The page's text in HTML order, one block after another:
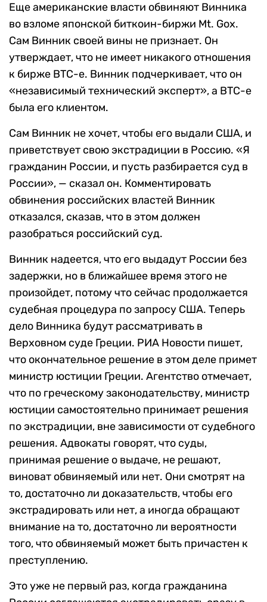
Еще американские власти обвиняют Винника
во взломе японской биткоин-биржи Mt. Gox.
Сам Винник своей вины не признает. Он
утверждает, что не имеет никакого отношения
к бирже BTC-e. Винник подчеркивает, что он
«независимый технический эксперт», а BTC-e
была его клиентом.
Сам Винник не хочет, чтобы его выдали США, и
приветствует свою экстрадиции в Россию. «Я
гражданин России, и пусть разбирается суд в
России», — сказал он. Комментировать
обвинения российских властей Винник
отказался, сказав, что в этом должен
разобраться российский суд.
Винник надеется, что его выдадут России без
задержки, но в ближайшее время этого не
произойдет, потому что сейчас продолжается
судебная процедура по запросу США. Теперь
дело Винника будут рассматривать в
Верховном суде Греции. РИА Новости пишет,
что окончательное решение в этом деле примет
министр юстиции Греции. Агентство отмечает,
что по греческому законодательству, министр
юстиции самостоятельно принимает решения
по экстрадиции, вне зависимости от судебного
решения. Адвокаты говорят, что суды,
принимая решение о выдаче, не решают,
виноват обвиняемый или нет. Они смотрят на
то, достаточно ли доказательств, чтобы его
экстрадировать или нет, а иногда обращают
внимание на то, достаточно ли вероятности
того, что обвиняемый может быть причастен к
преступлению.
Это уже не первый раз, когда гражданина